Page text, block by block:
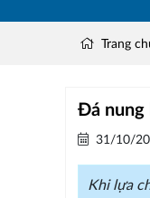
Trang
Đá nung
31/10/
Khi lựa